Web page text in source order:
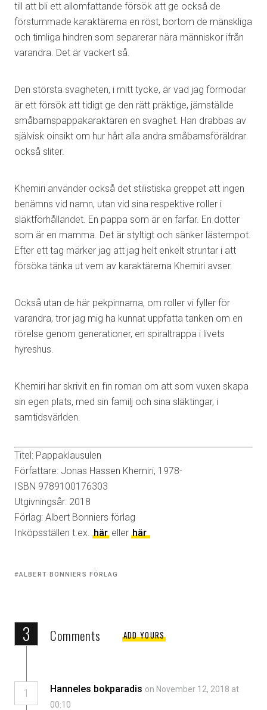
till att bli ett allomfattande försök att ge också de
förstummade karaktärerna en röst, bortom de mänskliga
och timliga hindren som separerar nära människor ifrån
varandra. Det är vackert så.
Den största svagheten, i mitt tycke, är vad jag förmodar
är ett försök att tidigt ge den rätt präktige, jämställde
småbarnspappakaraktären en svaghet. Han drabbas av
självisk oinsikt om hur hårt alla andra småbarnsföräldrar
också sliter.
Khemiri använder också det stilistiska greppet att ingen
benämns vid namn, utan vid sina respektive roller i
släktförhållandet. En pappa som är en farfar. En dotter
som är en mamma. Det är styltigt och sänker lästempot.
Efter ett tag märker jag att jag helt enkelt struntar i att
försöka tänka ut vem av karaktärerna Khemiri avser.
Också utan de här pekpinnarna, om roller vi fyller för
varandra, tror jag mig ha kunnat uppfatta tanken om en
rörelse genom generationer, en spiraltrappa i livets
hyreshus.
Khemiri har skrivit en fin roman om att som vuxen skapa
sin egen plats, med sin familj och sina släktingar, i
samtidsvärlden.
Titel: Pappaklausulen
Författare: Jonas Hassen Khemiri, 1978-
ISBN 9789100176303
Utgivningsår: 2018
Förlag: Albert Bonniers förlag
Inköpsställen t.ex. här eller här
Tagged
ALBERT BONNIERS FÖRLAG
3 Comments ADD YOURS
1 Hanneles bokparadis on November 12, 2018 at
00:10